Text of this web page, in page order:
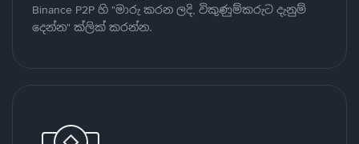
Binance P2P හි "මාරු කරන ලදි, විකුණුම්කරුට දැනුම්
දෙන්න" ක්ලික් කරන්න.